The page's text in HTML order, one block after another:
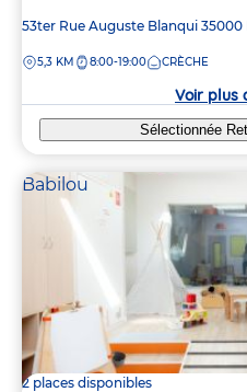
Adresse
la
53ter Rue Auguste Blanqui 35000
DISTANCE
5,3 KM 8:00-19:00 CRÈCHE
Voir plus
Sélectionnée
Babilou
2 places disponibles